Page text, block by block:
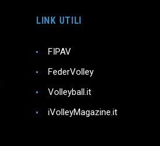
LINK UTILI
FIPAV
FederVolley
Volleyball.it
iVolleyMagazine.it
del sito Web su piattaforme di